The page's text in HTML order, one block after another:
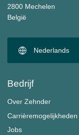
2800 Mechelen
België
Nederlands
Bedrijf
Over Zehnder
Carrièremogelijkheden
Jobs